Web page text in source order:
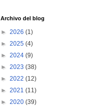
Archivo del blog
► 2026 (1)
► 2025 (4)
► 2024 (9)
► 2023 (38)
► 2022 (12)
► 2021 (11)
► 2020 (39)